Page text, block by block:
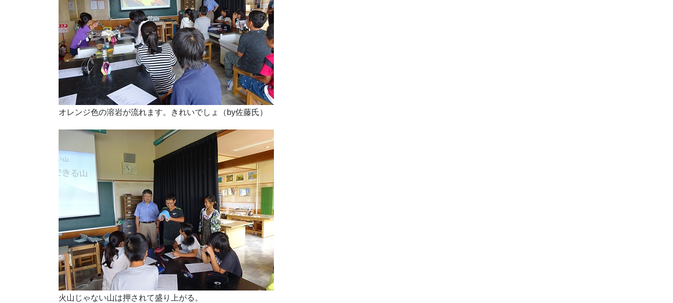
オレンジ色の溶岩が流れます。きれいでしょ（by佐藤氏）
火山じゃない山は押されて盛り上がる。